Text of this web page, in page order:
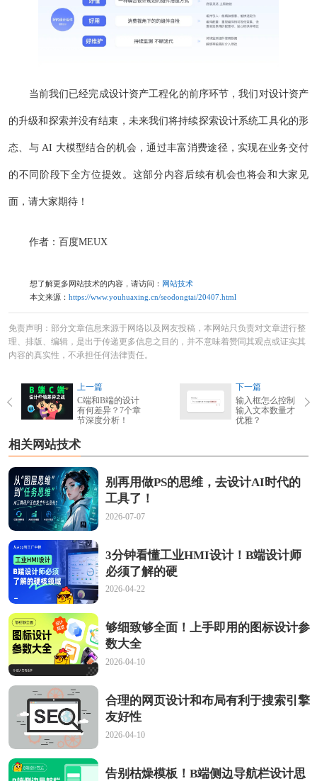
当前我们已经完成设计资产工程化的前序环节，我们对设计资产
的升级和探索并没有结束，未来我们将持续探索设计系统工具化的形
态、与 AI 大模型结合的机会，通过丰富消费途径，实现在业务交付
的不同阶段下全方位提效。这部分内容后续有机会也将会和大家见
面，请大家期待！
作者：百度MEUX
想了解更多网站技术的内容，请访问： 网站技术
本文来源： https://www.youhuaxing.cn/seodongtai/20407.html
免责声明：部分文章信息来源于网络以及网友投稿，本网站只负责对文章进行整
理、排版、编辑，是出于传递更多信息之目的，并不意味着赞同其观点或证实其
内容的真实性，不承担任何法律责任。
上一篇
C端和B端的设计
有何差异？7个章
节深度分析！
下一篇
输入框怎么控制
输入文本数量才
优雅？
相关网站技术
别再用做PS的思维，去设计AI时代的
工具了！
2026-07-07
3分钟看懂工业HMI设计！B端设计师
必须了解的硬
2026-04-22
够细致够全面！上手即用的图标设计参
数大全
2026-04-10
合理的网页设计和布局有利于搜索引擎
友好性
2026-04-10
告别枯燥模板！B端侧边导航栏设计思